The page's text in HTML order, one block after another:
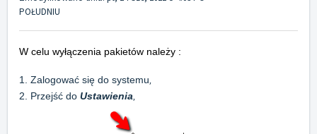
POŁUDNIU
W celu wyłączenia pakietów należy :
1. Zalogować się do systemu,
2. Przejść do Ustawienia,